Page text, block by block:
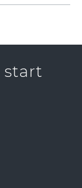
start